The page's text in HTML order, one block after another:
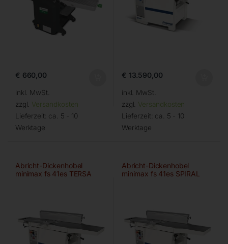
€ 660,00
inkl. MwSt.
zzgl. Versandkosten
Lieferzeit: ca. 5 - 10
Werktage
€ 13.590,00
inkl. MwSt.
zzgl. Versandkosten
Lieferzeit: ca. 5 - 10
Werktage
Abricht-Dickenhobel
minimax fs 41es TERSA
Abricht-Dickenhobel
minimax fs 41es SPIRAL